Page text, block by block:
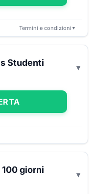
Termini e condizioni ▼
Studenti
100 giorni